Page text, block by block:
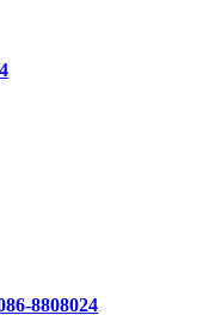
8808024